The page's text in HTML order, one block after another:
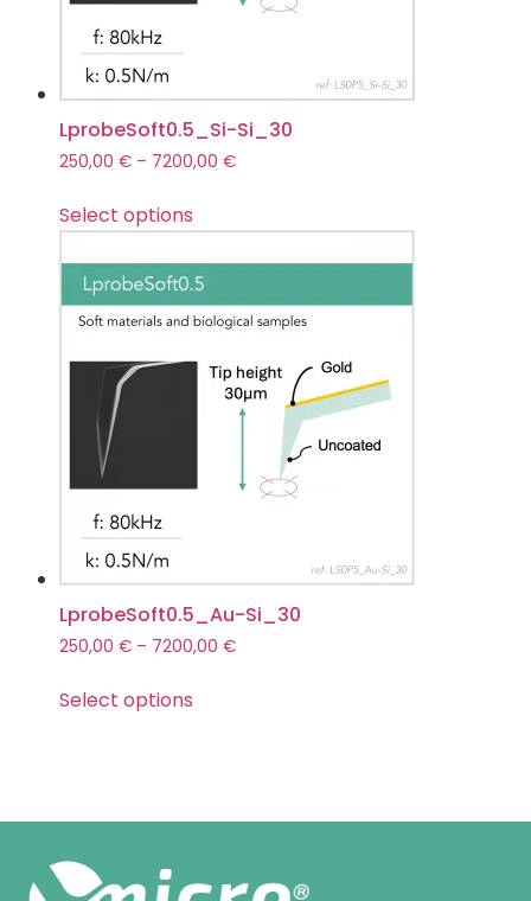
LprobeSoft0.5_Si-Si_30
250,00 € – 7200,00 €
Select options
LprobeSoft0.5_Au-Si_30
250,00 € – 7200,00 €
Select options